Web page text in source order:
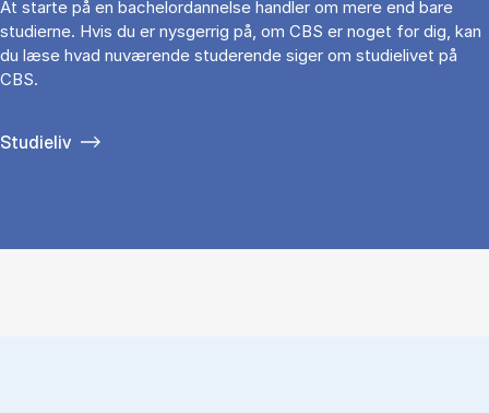
At starte på en bachelordannelse handler om mere end bare
studierne. Hvis du er nysgerrig på, om CBS er noget for dig, kan
du læse hvad nuværende studerende siger om studielivet på
CBS.
Studieliv